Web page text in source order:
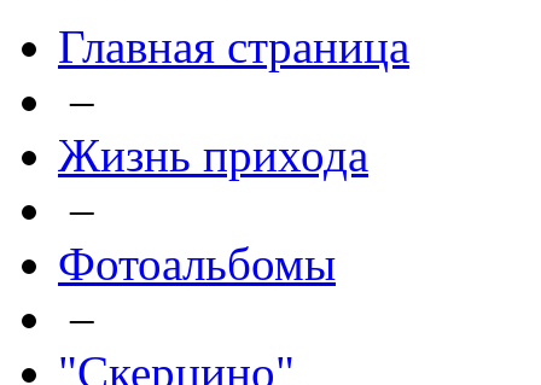
Главная страница
–
Жизнь прихода
–
Фотоальбомы
–
"Скерцино"